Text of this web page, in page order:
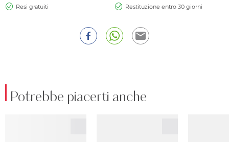
Resi gratuiti Restituzione entro 30 giorni
Potrebbe piacerti anche